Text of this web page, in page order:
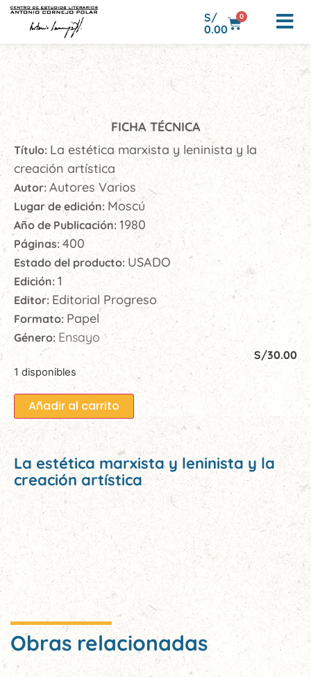
S/
0.00
0
FICHA TÉCNICA
Título: La estética marxista y leninista y la
creación artística
Autor: Autores Varios
Lugar de edición: Moscú
Año de Publicación:1980
Páginas: 400
Estado del producto: USADO
Edición: 1
Editor: Editorial Progreso
Formato: Papel
Género: Ensayo
S/30.00
1 disponibles
Añadir al carrito
La estética marxista y leninista y la
creación artística
Obras relacionadas